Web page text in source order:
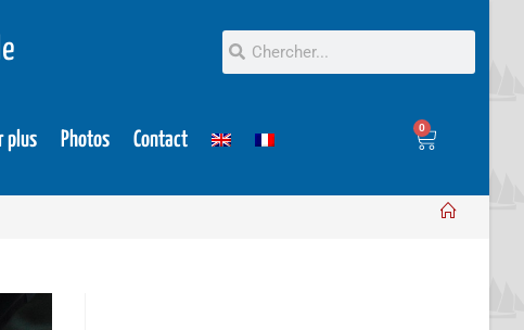
plus Photos Contact
0